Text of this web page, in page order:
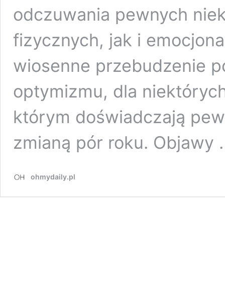
odczuwania pewnych
fizycznych, jak i
wiosenne przebudzenie
optymizmu, dla
którym doświadczają
zmianą pór roku.
ohmydaily.pl